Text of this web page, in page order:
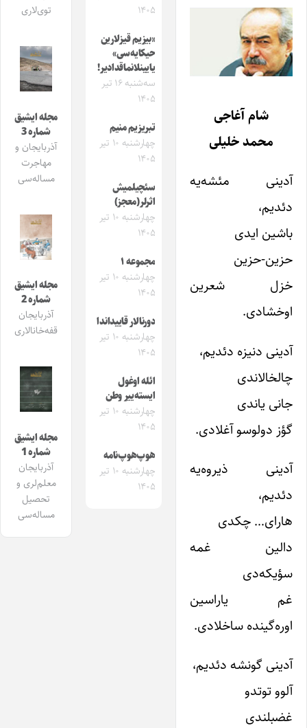
شام آغاجی
محمد خلیلی
آدینی مئشه‌یه
دئدیم،
باشین ایدی
حزین-حزین
خزل شعرین
اوخشادی.
آدینی دنیزه دئدیم،
چالخالاندی
جانی یاندی
گؤز دولوسو آغلادی.
آدینی ذیروه‌یه
دئدیم،
هارای… چکدی
دالین غمه
سؤیکه‌دی
غم یاراسین
اوره‌گینده ساخلادی.
آدینی گونشه دئدیم،
آلوو توتدو
غضبلندی
۱۴۰۵
«بیزیم قیزلارین
حیکایه‌سی»
یایینلانماقدادیر!
سه‌شنبه ۱۶ تیر
۱۴۰۵
تبریزیم منیم
چهارشنبه ۱۰ تیر
۱۴۰۵
سئچیلمیش
اثرلر(معجز)
چهارشنبه ۱۰ تیر
۱۴۰۵
مجموعه ۱
چهارشنبه ۱۰ تیر
۱۴۰۵
دورنالار قاییداندا
چهارشنبه ۱۰ تیر
۱۴۰۵
ائله اوغول
ایسته‌ییر وطن
چهارشنبه ۱۰ تیر
۱۴۰۵
هوپ‌هوپ‌نامه
چهارشنبه ۱۰ تیر
۱۴۰۵
توی‌لاری
مجله ایشیق
شماره 3
آذربایجان و
مهاجرت
مساله‌سی
مجله ایشیق
شماره 2
آذربایجان
قفه‌خانالاری
مجله ایشیق
شماره 1
آذربایجان
معلم‌لری و
تحصیل
مساله‌سی